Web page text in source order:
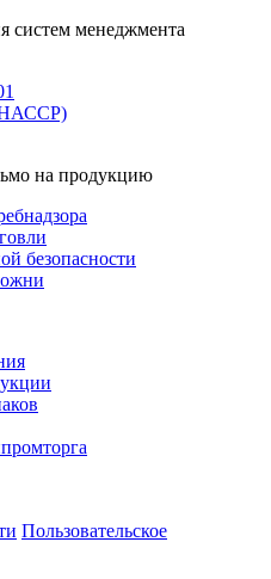
систем менеджмента
на продукцию
безопасности
Пользовательское